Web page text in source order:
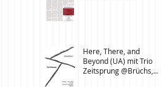
Here, There, and
Beyond (UA) mit Trio
Zeitsprung @Brüchs,